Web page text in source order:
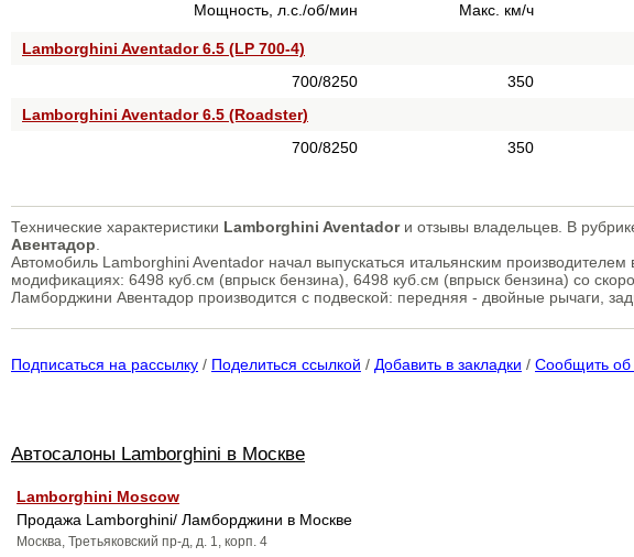
Мощность, л.с./об/мин Макс. км/ч
Lamborghini Aventador 6.5 (LP 700-4)
700/8250
350
Lamborghini Aventador 6.5 (Roadster)
700/8250
350
Технические характеристики Lamborghini Aventadorи отзывы владельцев. В
Авентадор
Автомобиль Lamborghini Aventador начал выпускаться итальянским
модификациях: 6498 куб.см (впрыск бензина), 6498 куб.см (впрыск бензина) со
Ламборджини Авентадор производится с подвеской: передняя - двойные рычаги,
Подписаться на рассылку / Поделиться ссылкой / Добавить в закладки / Сообщить
Автосалоны Lamborghini в Москве
Lamborghini Moscow
Продажа Lamborghini/ Ламборджини в Москве
Москва, Третьяковский пр-д, д. 1, корп. 4